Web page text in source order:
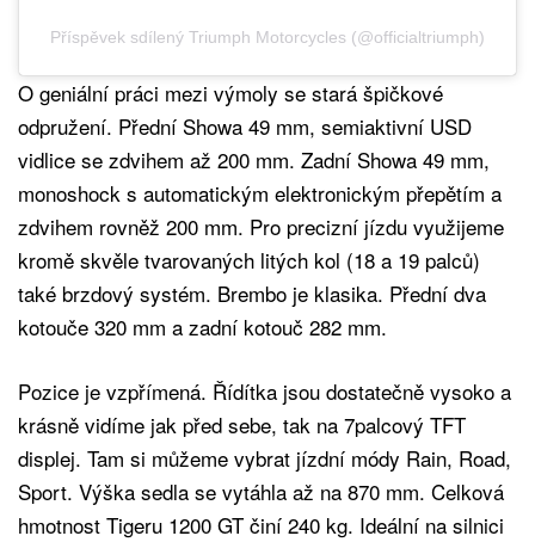
Příspěvek sdílený Triumph Motorcycles (@officialtriumph)
O geniální práci mezi výmoly se stará špičkové
odpružení. Přední Showa 49 mm, semiaktivní USD
vidlice se zdvihem až 200 mm. Zadní Showa 49 mm,
monoshock s automatickým elektronickým přepětím a
zdvihem rovněž 200 mm. Pro precizní jízdu využijeme
kromě skvěle tvarovaných litých kol (18 a 19 palců)
také brzdový systém. Brembo je klasika. Přední dva
kotouče 320 mm a zadní kotouč 282 mm.
Pozice je vzpřímená. Řídítka jsou dostatečně vysoko a
krásně vidíme jak před sebe, tak na 7palcový TFT
displej. Tam si můžeme vybrat jízdní módy Rain, Road,
Sport. Výška sedla se vytáhla až na 870 mm. Celková
hmotnost Tigeru 1200 GT činí 240 kg. Ideální na silnici